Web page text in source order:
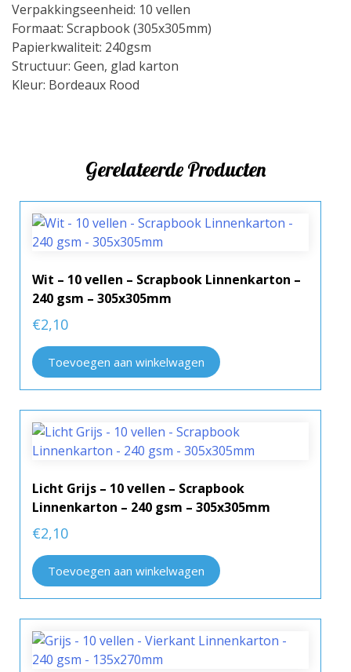
-
305x305mm
aantal
Verpakkingseenheid: 10 vellen
Formaat: Scrapbook (305x305mm)
Papierkwaliteit: 240gsm
Structuur: Geen, glad karton
Kleur: Bordeaux Rood
Gerelateerde Producten
Wit – 10 vellen – Scrapbook Linnenkarton –
240 gsm – 305x305mm
€2,10
Toevoegen aan winkelwagen
Licht Grijs – 10 vellen – Scrapbook
Linnenkarton – 240 gsm – 305x305mm
€2,10
Toevoegen aan winkelwagen